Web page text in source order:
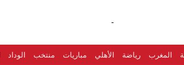
-
المغرب رياضة الأهلي مباريات منتخب الوداد